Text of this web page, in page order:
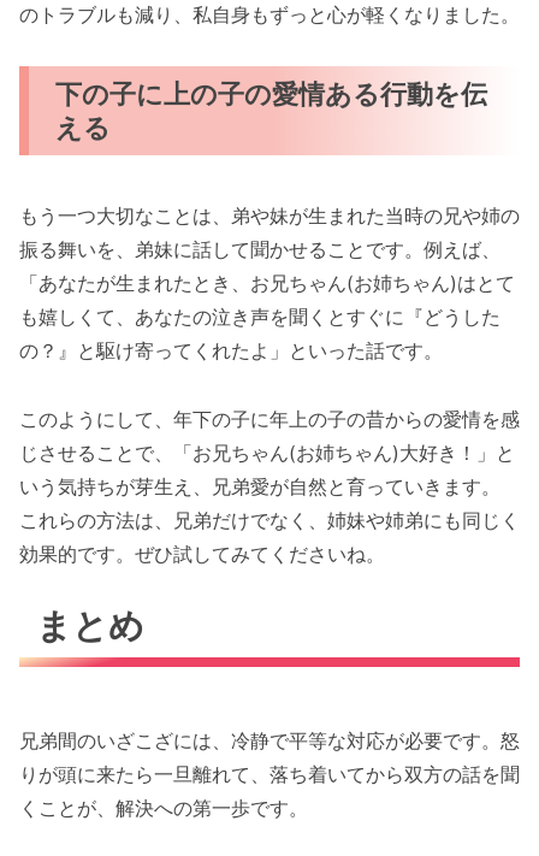
のトラブルも減り、私自身もずっと心が軽くなりました。
下の子に上の子の愛情ある行動を伝
える
もう一つ大切なことは、弟や妹が生まれた当時の兄や姉の
振る舞いを、弟妹に話して聞かせることです。例えば、
「あなたが生まれたとき、お兄ちゃん(お姉ちゃん)はとて
も嬉しくて、あなたの泣き声を聞くとすぐに『どうした
の？』と駆け寄ってくれたよ」といった話です。
このようにして、年下の子に年上の子の昔からの愛情を感
じさせることで、「お兄ちゃん(お姉ちゃん)大好き！」と
いう気持ちが芽生え、兄弟愛が自然と育っていきます。
これらの方法は、兄弟だけでなく、姉妹や姉弟にも同じく
効果的です。ぜひ試してみてくださいね。
まとめ
兄弟間のいざこざには、冷静で平等な対応が必要です。怒
りが頭に来たら一旦離れて、落ち着いてから双方の話を聞
くことが、解決への第一歩です。